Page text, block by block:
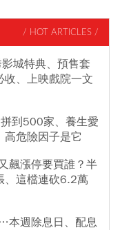
/ HOT ARTICLES /
城特典、預售套
、上映戲院一文
到500家、養生愛
危險因子是它
飆漲停要買誰？半
、這檔連砍6.2萬
本週除息日、配息